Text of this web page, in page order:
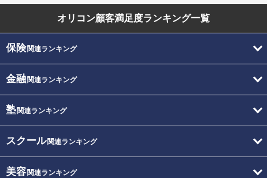
オリコン顧客満足度ランキング一覧
保険関連ランキング
金融関連ランキング
塾関連ランキング
スクール関連ランキング
美容関連ランキング